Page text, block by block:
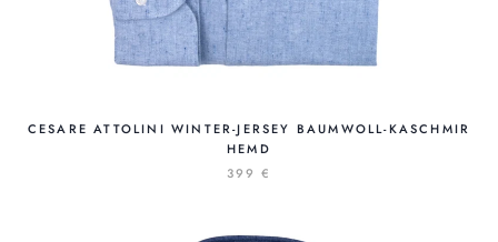
CESARE ATTOLINI WINTER-JERSEY BAUMWOLL-KASCHMIR
HEMD
399 €